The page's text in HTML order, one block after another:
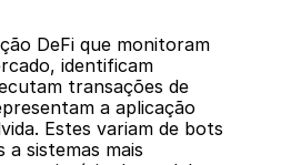
DeFi que monitoram
identificam
transações de
a aplicação
Estes variam de bots
a sistemas mais